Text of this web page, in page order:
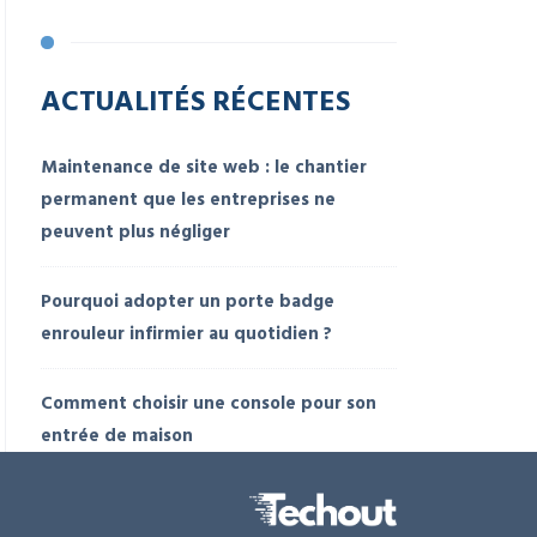
ACTUALITÉS RÉCENTES
Maintenance de site web : le chantier
permanent que les entreprises ne
peuvent plus négliger
Pourquoi adopter un porte badge
enrouleur infirmier au quotidien ?
Comment choisir une console pour son
entrée de maison